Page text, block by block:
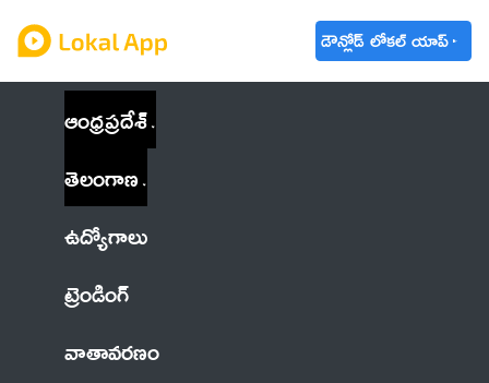
డౌన్లోడ్ లోకల్ యాప్
ఆంధ్రప్రదేశ్
తెలంగాణ
ఉద్యోగాలు
ట్రెండింగ్
వాతావరణం